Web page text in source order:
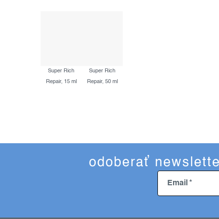
Super Rich
Repair, 15 ml
Super Rich
Repair, 50 ml
odoberať
Email